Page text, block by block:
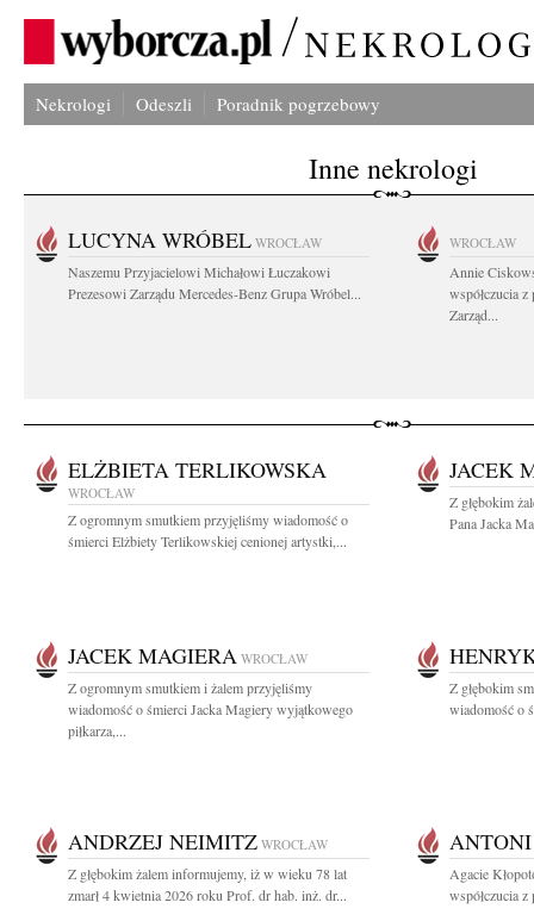
Nekrologi Odeszli Poradnik pogrzebowy
Inne nekrologi
LUCYNA WRÓBEL WROCŁAW
Naszemu Przyjacielowi Michałowi Łuczakowi
Prezesowi Zarządu Mercedes-Benz Grupa Wróbel...
WROCŁAW
Annie
współczucia
Zarząd...
ELŻBIETA TERLIKOWSKA
WROCŁAW
Z ogromnym smutkiem przyjęliśmy wiadomość o
śmierci Elżbiety Terlikowskiej cenionej artystki,...
JACEK
Z głębokim
Pana Jacka
JACEK MAGIERA WROCŁAW
Z ogromnym smutkiem i żalem przyjęliśmy
wiadomość o śmierci Jacka Magiery wyjątkowego
piłkarza,...
Z głębokim
wiadomość o
ANDRZEJ NEIMITZ WROCŁAW
Z głębokim żalem informujemy, iż w wieku 78 lat
zmarł 4 kwietnia 2026 roku Prof. dr hab. inż. dr...
Agacie
współczucia